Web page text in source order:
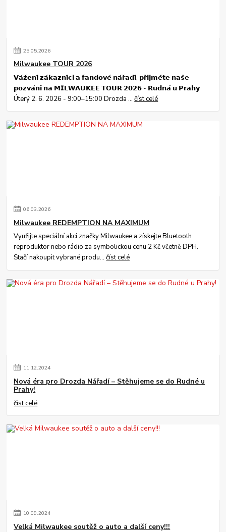
25.05.2026
Milwaukee TOUR 2026
𝗩𝗮́𝘇̌𝗲𝗻𝗶́ 𝘇𝗮́𝗸𝗮𝘇𝗻𝗶́𝗰𝗶 𝗮 𝗳𝗮𝗻𝗱𝗼𝘃𝗲́ 𝗻𝗮́𝗿̌𝗮𝗱𝗶́, 𝗽𝗿̌𝗶𝗷𝗺𝗲̌𝘁𝗲 𝗻𝗮𝘀̌𝗲
𝗽𝗼𝘇𝘃𝗮́𝗻𝗶́ 𝗻𝗮 𝗠𝗜𝗟𝗪𝗔𝗨𝗞𝗘𝗘 𝗧𝗢𝗨𝗥 𝟮𝟬𝟮𝟲 - 𝗥𝘂𝗱𝗻𝗮́ 𝘂 𝗣𝗿𝗮𝗵𝘆
Úterý 2. 6. 2026 - 9:00–15:00 Drozda ...číst celé
06.03.2026
Milwaukee REDEMPTION NA MAXIMUM
Využijte speciální akci značky Milwaukee a získejte Bluetooth
reproduktor nebo rádio za symbolickou cenu 2 Kč včetně DPH.
Stačí nakoupit vybrané produ...číst celé
11.12.2024
Nová éra pro Drozda Nářadí – Stěhujeme se do Rudné u
Prahy!
číst celé
10.09.2024
Velká Milwaukee soutěž o auto a další ceny!!!